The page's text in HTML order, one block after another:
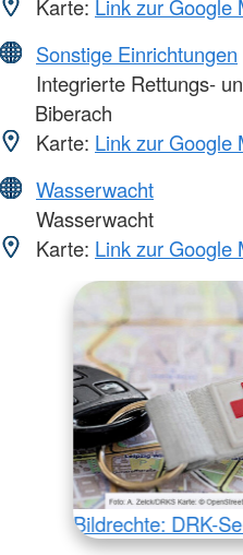
Karte: Link zur Google
Sonstige Einrichtungen
Integrierte Rettungs-
Biberach
Karte: Link zur Google
Wasserwacht
Wasserwacht
Karte: Link zur Google
Bildrechte: DRK-